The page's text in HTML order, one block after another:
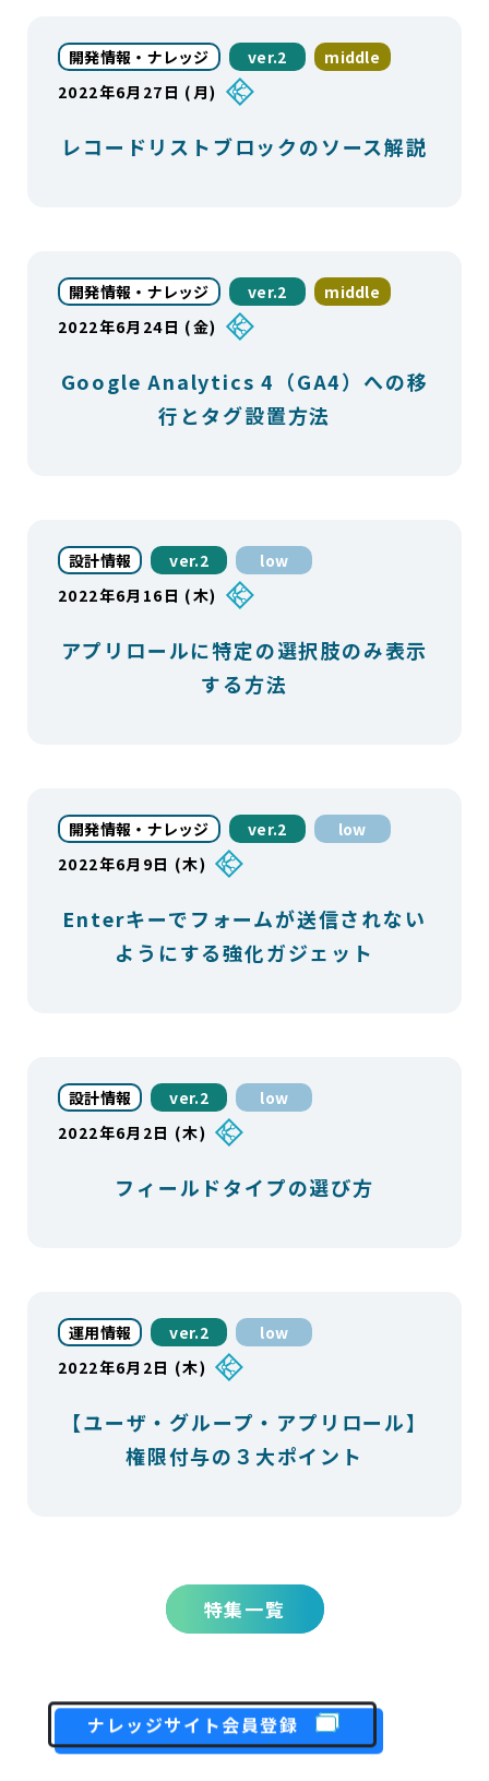
開発情報・ナレッジ ver.2
middle
2022年6月27日 (月)
レコードリストブロックのソース解説
開発情報・ナレッジ ver.2
middle
2022年6月24日 (金)
Google Analytics 4（GA4）への移
行とタグ設置方法
設計情報 ver.2
low
2022年6月16日 (木)
アプリロールに特定の選択肢のみ表示
する方法
開発情報・ナレッジ ver.2
low
2022年6月9日 (木)
Enterキーでフォームが送信されない
ようにする強化ガジェット
設計情報 ver.2
low
2022年6月2日 (木)
フィールドタイプの選び方
運用情報 ver.2
low
2022年6月2日 (木)
【ユーザ・グループ・アプリロール】
権限付与の３大ポイント
特集一覧
ナレッジサイト会員登録